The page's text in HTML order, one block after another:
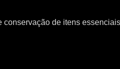
de itens